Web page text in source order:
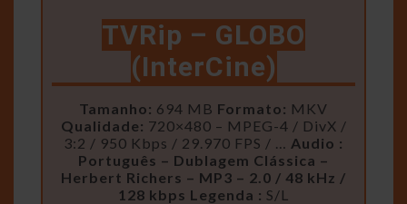
TVRip – GLOBO
(InterCine)
Tamanho: 694 MB Formato: MKV
Qualidade: 720×480 – MPEG-4 / DivX /
3:2 / 950 Kbps / 29.970 FPS / … Audio :
Português – Dublagem Clássica –
Herbert Richers – MP3 – 2.0 / 48 kHz /
128 kbps Legenda : S/L